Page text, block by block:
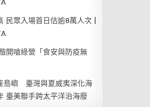
民眾入場首日估逾8萬人次 |
開嗆綠營「食安與防疫無
島嶼 臺灣與夏威夷深化海
臺美聯手跨太平洋治海廢